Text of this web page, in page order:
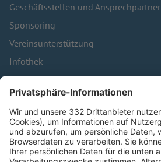
Geschäftsstellen und Ansprechpartner
Sponsoring
Vereinsunterstützung
Infothek
Kontakt
HÄUFIG BESUCHTE SEITEN
Pässe und Vereinswechsel
Trainerausbildung